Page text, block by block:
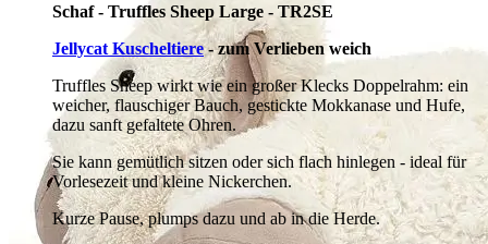
Schaf - Truffles Sheep Large - TR2SE
Jellycat Kuscheltiere- zum Verlieben weich
Truffles Sheep wirkt wie ein großer Klecks Doppelrahm: ein
weicher, flauschiger Bauch, gestickte Mokkanase und Hufe,
dazu sanft gefaltete Ohren.
Sie kann gemütlich sitzen oder sich flach hinlegen - ideal für
Vorlesezeit und kleine Nickerchen.
Kurze Pause, plumps dazu und ab in die Herde.